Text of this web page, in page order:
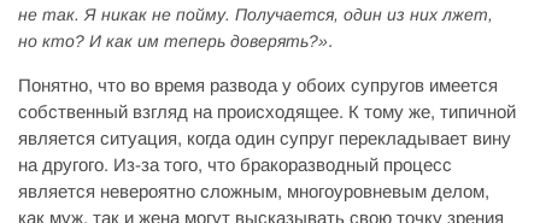
не так. Я никак не пойму. Получается, один из них лжет,
но кто? И как им теперь доверять?».
Понятно, что во время развода у обоих супругов имеется
собственный взгляд на происходящее. К тому же, типичной
является ситуация, когда один супруг перекладывает вину
на другого. Из-за того, что бракоразводный процесс
является невероятно сложным, многоуровневым делом,
как муж, так и жена могут высказывать свою точку зрения